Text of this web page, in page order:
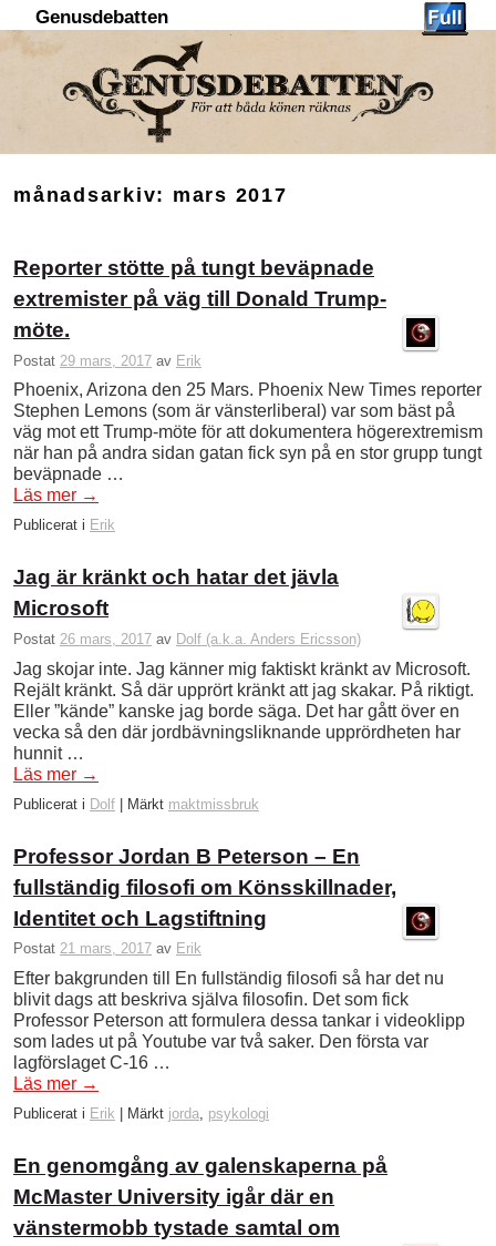
Genusdebatten
månadsarkiv: mars 2017
Reporter stötte på tungt beväpnade
extremister på väg till Donald Trump-
möte.
Postat 29 mars, 2017 av Erik
Phoenix, Arizona den 25 Mars. Phoenix New Times reporter
Stephen Lemons (som är vänsterliberal) var som bäst på
väg mot ett Trump-möte för att dokumentera högerextremism
när han på andra sidan gatan fick syn på en stor grupp tungt
beväpnade …
Läs mer →
Publicerat i Erik
Jag är kränkt och hatar det jävla
Microsoft
Postat 26 mars, 2017 av Dolf (a.k.a. Anders Ericsson)
Jag skojar inte. Jag känner mig faktiskt kränkt av Microsoft.
Rejält kränkt. Så där upprört kränkt att jag skakar. På riktigt.
Eller ”kände” kanske jag borde säga. Det har gått över en
vecka så den där jordbävningsliknande upprördheten har
hunnit …
Läs mer →
Publicerat i Dolf Märkt maktmissbruk
Professor Jordan B Peterson – En
fullständig filosofi om Könsskillnader,
Identitet och Lagstiftning
Postat 21 mars, 2017 av Erik
Efter bakgrunden till En fullständig filosofi så har det nu
blivit dags att beskriva själva filosofin. Det som fick
Professor Peterson att formulera dessa tankar i videoklipp
som lades ut på Youtube var två saker. Den första var
lagförslaget C-16 …
Läs mer →
Publicerat i Erik Märkt jorda, psykologi
En genomgång av galenskaperna på
McMaster University igår där en
vänstermobb tystade samtal om